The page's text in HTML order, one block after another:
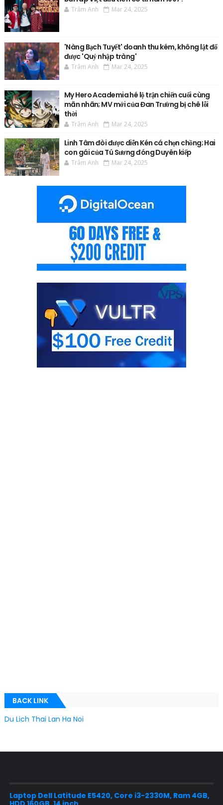
Trâm Anh Mar 24, 2025
'Nàng Bạch Tuyết' doanh thu kém, không lật đổ
được 'Quỷ nhập tràng'
Trâm Anh Mar 24, 2025
My Hero Academia hé lộ trận chiến cuối cùng
mãn nhãn; MV mới của Đan Trường bị chê lỗi
thời
Trâm Anh Mar 24, 2025
Linh Tâm đòi được diễn Kén cá chọn chồng; Hai
con gái của Tú Sương đóng Duyên kiếp
Trâm Anh Mar 24, 2025
BACK LINK
Du Lich Thai Lan Ha Noi
Laptop Dell Latitude E5420, Core i3-2330M, Ram 4GB,